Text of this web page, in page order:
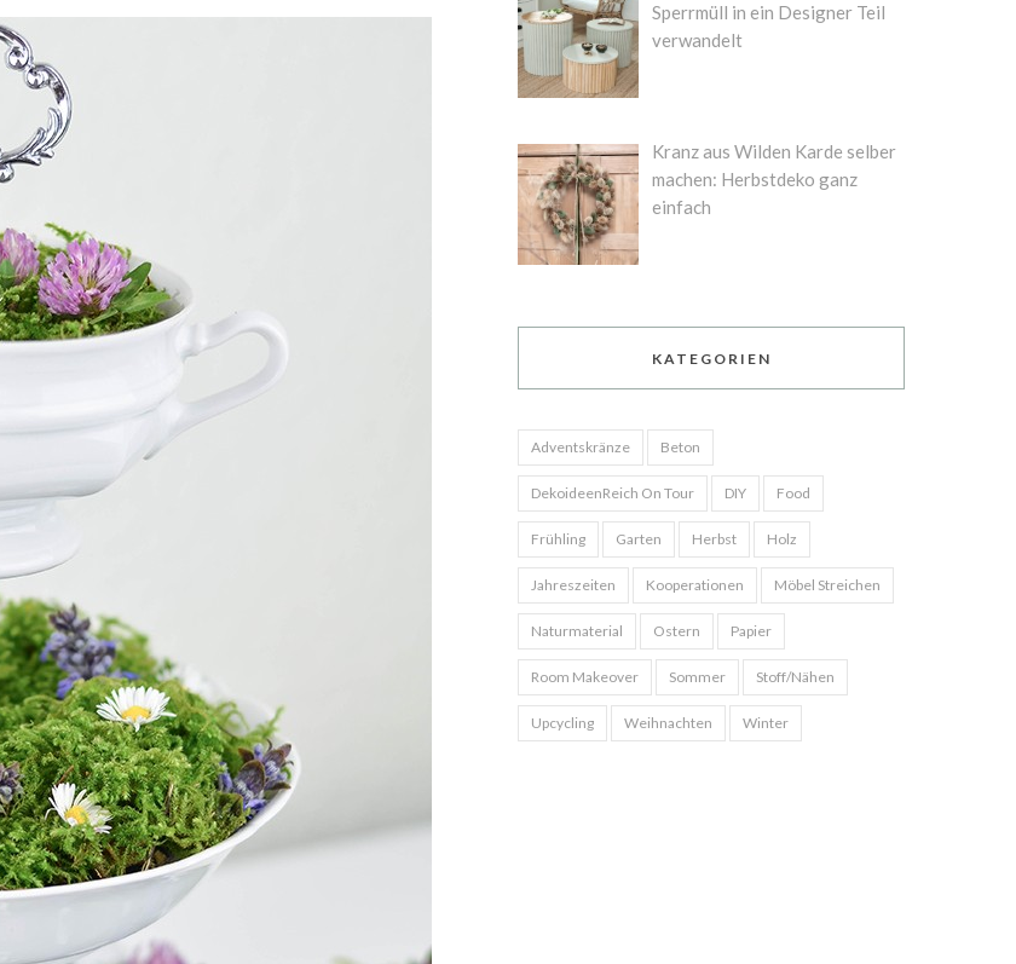
Sperrmüll in ein Designer Teil
verwandelt
Kranz aus Wilden Karde selber
machen: Herbstdeko ganz
einfach
KATEGORIEN
Adventskränze Beton
DekoideenReich On Tour DIY Food
Frühling Garten Herbst Holz
Jahreszeiten Kooperationen Möbel Streichen
Naturmaterial Ostern Papier
Room Makeover Sommer Stoff/Nähen
Upcycling Weihnachten Winter